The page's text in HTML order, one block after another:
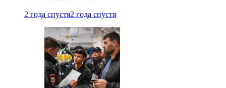
2 года спустя2 года спустя